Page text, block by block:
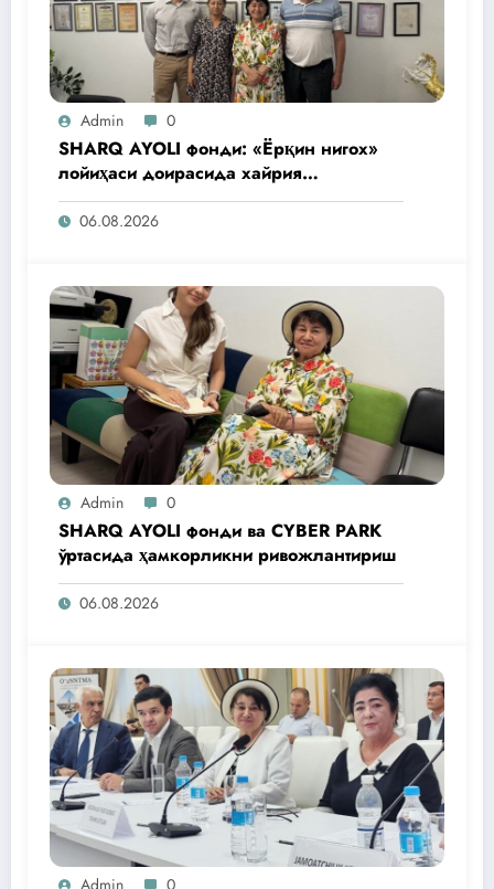
Admin 0
SHARQ AYOLI фонди: «Ёрқин нигох»
лойиҳаси доирасида хайрия
операциялари ўтказилади
06.08.2026
Admin 0
SHARQ AYOLI фонди ва CYBER PARK
ўртасида ҳамкорликни ривожлантириш
06.08.2026
Admin 0